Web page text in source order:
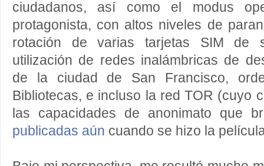
ciudadanos, así como el modus
protagonista, con altos niveles de
rotación de varias tarjetas SIM de
utilización de redes inalámbricas de
de la ciudad de San Francisco,
Bibliotecas, e incluso la red TOR (cuyo
las capacidades de anonimato que
publicadas aún cuando se hizo la